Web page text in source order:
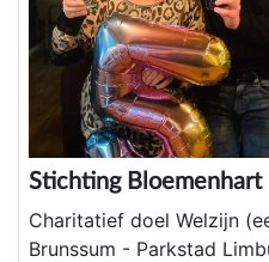
Stichting Bloemenhart
Charitatief doel Welzijn
Brunssum - Parkstad